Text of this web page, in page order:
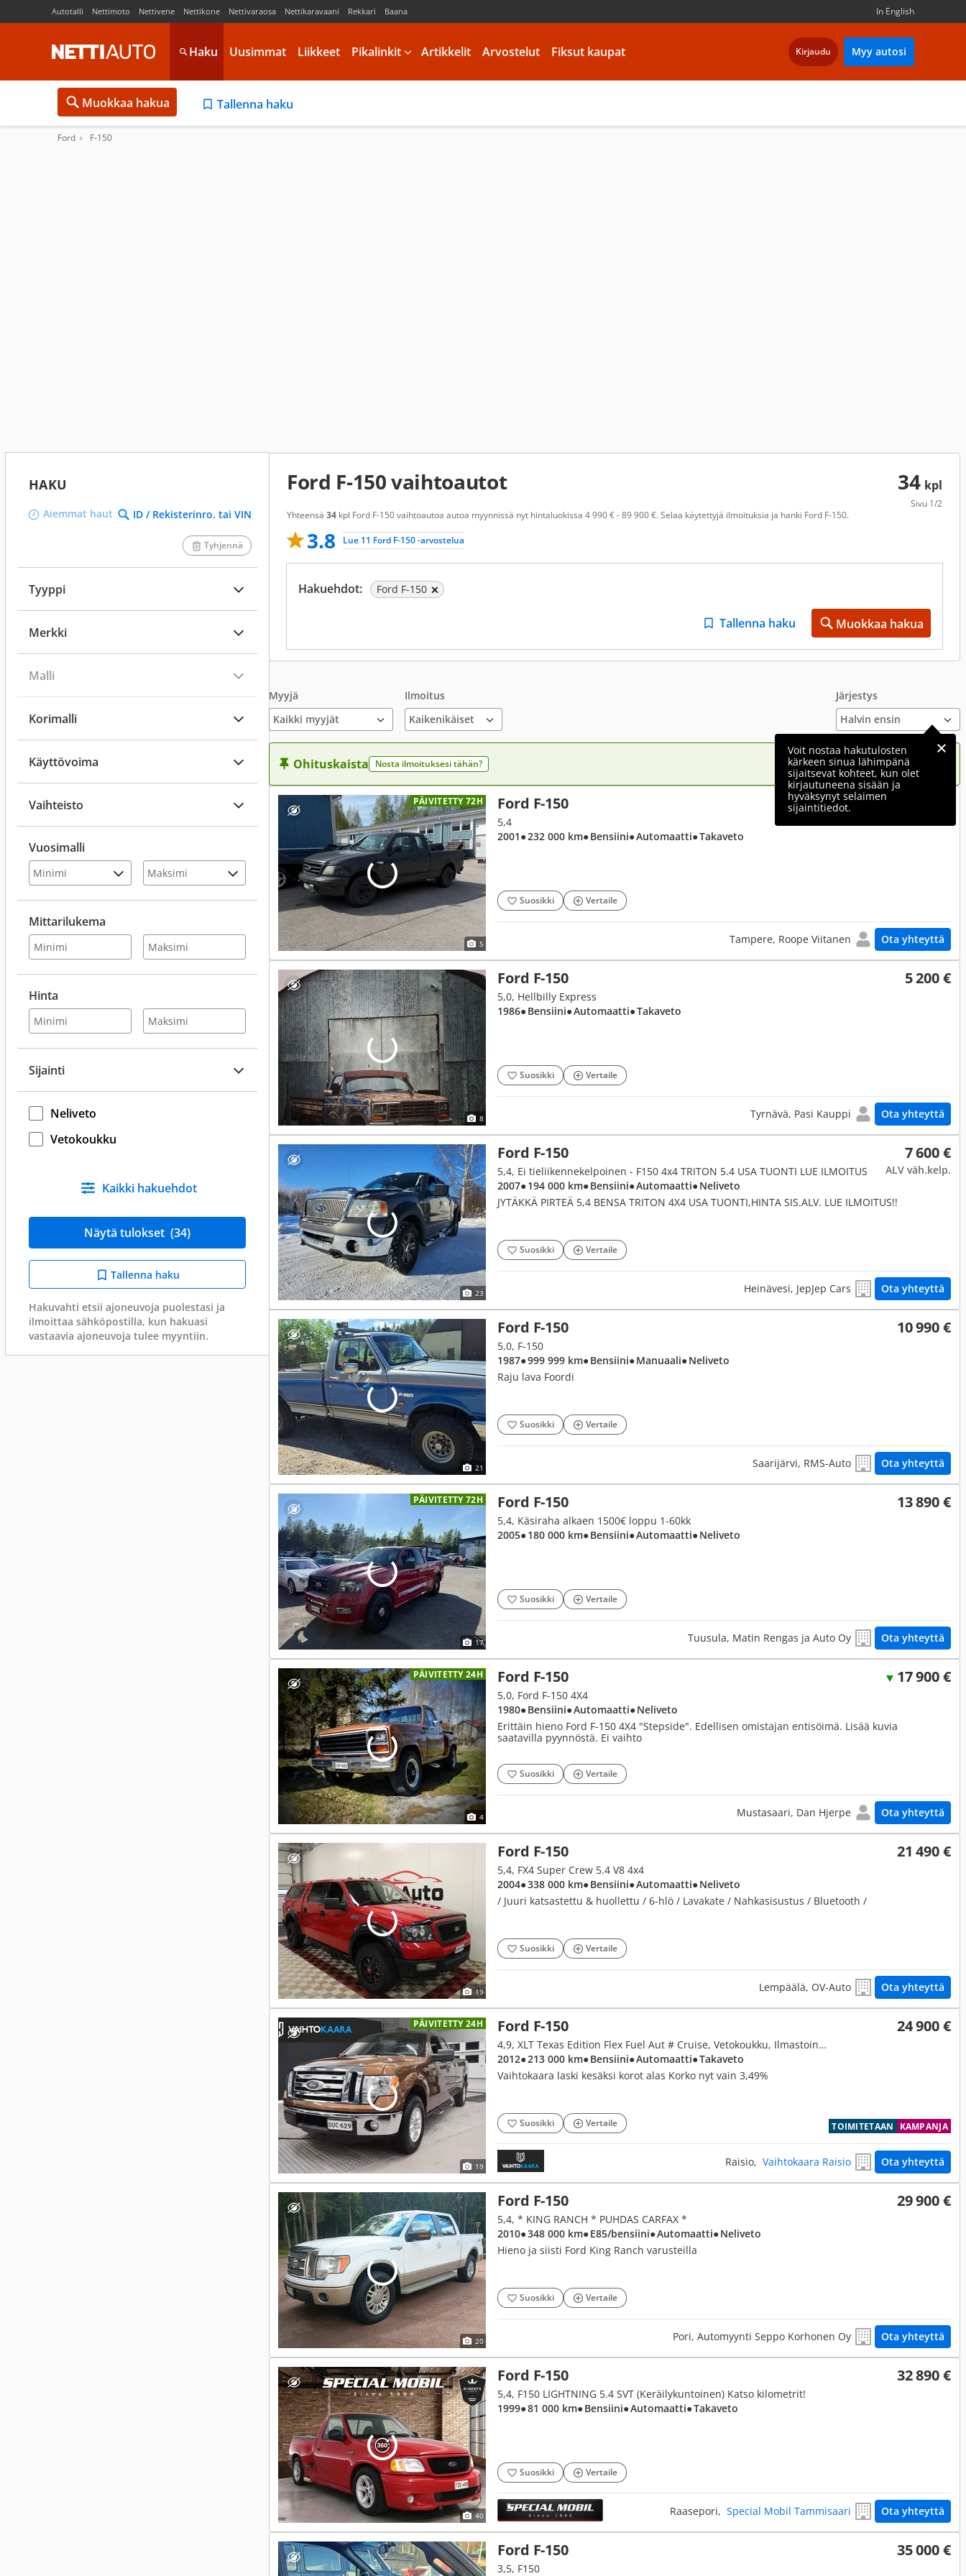
Autotalli Nettimoto Nettivene Nettikone Nettivaraosa Nettikaravaani Rekkari Baana In English
Haku Uusimmat Liikkeet Pikalinkit Artikkelit Arvostelut Fiksut kaupat Kirjaudu Myy autosi
Muokkaa hakua Tallenna haku
Ford F-150
HAKU
Aiemmat haut ID / Rekisterinro. tai VIN
Tyhjennä
Tyyppi
Merkki
Malli
Korimalli
Käyttövoima
Vaihteisto
Vuosimalli
Mittarilukema
Hinta
Sijainti
Neliveto
Vetokoukku
Kaikki hakuehdot
Näytä tulokset (34)
Tallenna haku
Hakuvahti etsii ajoneuvoja puolestasi ja
ilmoittaa sähköpostilla, kun hakuasi
vastaavia ajoneuvoja tulee myyntiin.
34 kpl
Sivu 1/2
Ford F-150 vaihtoautot
Yhteensä 34 kpl Ford F-150 vaihtoautoa autoa myynnissä nyt hintaluokissa 4 990 € - 89 900 €. Selaa käytettyjä ilmoituksia ja hanki Ford F-150.
3.8 Lue 11 Ford F-150 -arvostelua
Hakuehdot: Ford F-150
Tallenna haku Muokkaa hakua
Myyjä
Kaikki myyjät
Ilmoitus Järjestys
Voit nostaa hakutulosten
kärkeen sinua lähimpänä
sijaitsevat kohteet, kun olet
kirjautuneena sisään ja
hyväksynyt selaimen
sijaintitiedot.
Ohituskaista Nosta ilmoituksesi tähän?
PÄIVITETTY 72H
5
Ford F-150
5,4
2001● 232 000 km● Bensiini● Automaatti● Takaveto
Suosikki Vertaile
Tampere, Roope Viitanen Ota yhteyttä
8
Ford F-150 5 200 €
5,0, Hellbilly Express
1986● Bensiini● Automaatti● Takaveto
Suosikki Vertaile
Tyrnävä, Pasi Kauppi Ota yhteyttä
23
Ford F-150 7 600 €
ALV väh.kelp.
5,4, Ei tieliikennekelpoinen - F150 4x4 TRITON 5.4 USA TUONTI LUE ILMOITUS
2007● 194 000 km● Bensiini● Automaatti● Neliveto
JYTÄKKÄ PIRTEÄ 5,4 BENSA TRITON 4X4 USA TUONTI,HINTA SIS.ALV. LUE ILMOITUS!!
Suosikki Vertaile
Heinävesi, JepJep Cars Ota yhteyttä
21
Ford F-150 10 990 €
5,0, F-150
1987● 999 999 km● Bensiini● Manuaali● Neliveto
Raju lava Foordi
Suosikki Vertaile
Saarijärvi, RMS-Auto Ota yhteyttä
PÄIVITETTY 72H
17
Ford F-150 13 890 €
5,4, Käsiraha alkaen 1500€ loppu 1-60kk
2005● 180 000 km● Bensiini● Automaatti● Neliveto
Suosikki Vertaile
Tuusula, Matin Rengas ja Auto Oy Ota yhteyttä
PÄIVITETTY 24H
4
Ford F-150 17 900 €
5,0, Ford F-150 4X4
1980● Bensiini● Automaatti● Neliveto
Erittäin hieno Ford F-150 4X4 "Stepside". Edellisen omistajan entisöimä. Lisää kuvia
saatavilla pyynnöstä. Ei vaihto
Suosikki Vertaile
Mustasaari, Dan Hjerpe Ota yhteyttä
19
Ford F-150 21 490 €
5,4, FX4 Super Crew 5.4 V8 4x4
2004● 338 000 km● Bensiini● Automaatti● Neliveto
/ Juuri katsastettu & huollettu / 6-hlö / Lavakate / Nahkasisustus / Bluetooth /
Suosikki Vertaile
Lempäälä, OV-Auto Ota yhteyttä
PÄIVITETTY 24H
19
Ford F-150 24 900 €
TOIMITETAAN KAMPANJA
4,9, XLT Texas Edition Flex Fuel Aut # Cruise, Vetokoukku, Ilmastointi, Peruutuskamera, Leimattu 10/25 #
2012● 213 000 km● Bensiini● Automaatti● Takaveto
Vaihtokaara laski kesäksi korot alas Korko nyt vain 3,49%
Suosikki Vertaile
Raisio, Vaihtokaara Raisio Ota yhteyttä
20
Ford F-150 29 900 €
5,4, * KING RANCH * PUHDAS CARFAX *
2010● 348 000 km● E85/bensiini● Automaatti● Neliveto
Hieno ja siisti Ford King Ranch varusteilla
Suosikki Vertaile
Pori, Automyynti Seppo Korhonen Oy Ota yhteyttä
40
Ford F-150 32 890 €
5,4, F150 LIGHTNING 5.4 SVT (Keräilykuntoinen) Katso kilometrit!
1999● 81 000 km● Bensiini● Automaatti● Takaveto
Suosikki Vertaile
Raasepori, Special Mobil Tammisaari Ota yhteyttä
Ford F-150 35 000 €
3,5, F150